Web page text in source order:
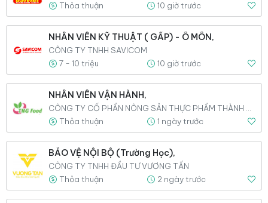
Thỏa thuận
10 giờ trước
NHÂN VIÊN KỸ THUẬT ( GẤP) - Ô MÔN,
CÔNG TY TNHH SAVICOM
7 - 10 triệu
10 giờ trước
NHÂN VIÊN VẬN HÀNH,
Thỏa thuận
1 ngày trước
BẢO VỆ NỘI BỘ (Trường Học),
CÔNG TY TNHH ĐẦU TƯ VƯƠNG TẤN
Thỏa thuận
2 ngày trước